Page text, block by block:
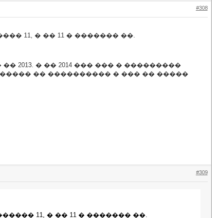
#308
11, � �� 11 � ������� ��.
2013. � �� 2014 ��� ��� � ���������
�� ���������� � ��� �� �����
#309
11, � �� 11 � ������� ��.